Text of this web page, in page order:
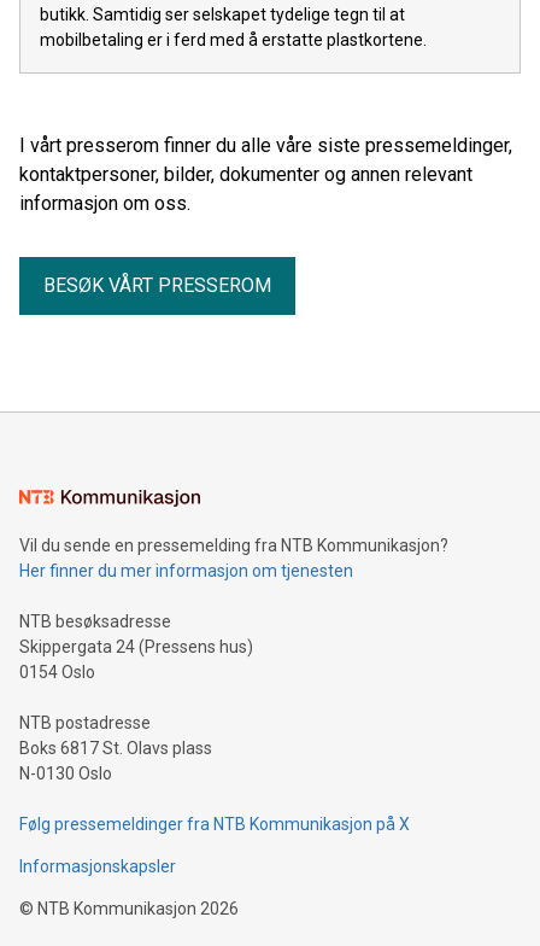
butikk. Samtidig ser selskapet tydelige tegn til at
mobilbetaling er i ferd med å erstatte plastkortene.
I vårt presserom finner du alle våre siste pressemeldinger,
kontaktpersoner, bilder, dokumenter og annen relevant
informasjon om oss.
BESØK VÅRT PRESSEROM
Vil du sende en pressemelding fra NTB Kommunikasjon?
Her finner du mer informasjon om tjenesten
NTB besøksadresse
Skippergata 24 (Pressens hus)
0154 Oslo
NTB postadresse
Boks 6817 St. Olavs plass
N-0130 Oslo
Følg pressemeldinger fra NTB Kommunikasjon på X
Informasjonskapsler
© NTB Kommunikasjon 2026